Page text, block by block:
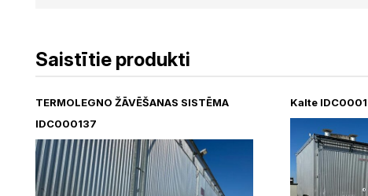
Saistītie produkti
TERMOLEGNO ŽĀVĒŠANAS SISTĒMA
IDC000137
Kalte